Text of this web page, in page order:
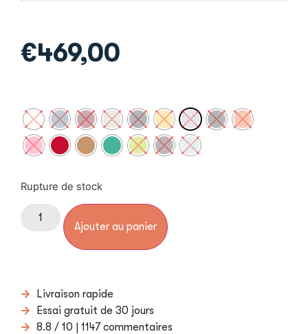
€469,00
Rupture de stock
Ajouter au panier
Livraison rapide
Essai gratuit de 30 jours
8.8 / 10 | 1147 commentaires